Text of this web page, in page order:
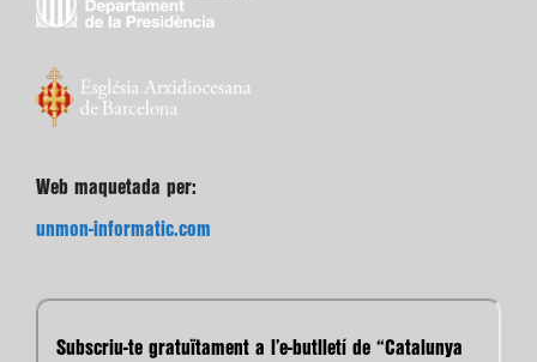
Web maquetada per:
unmon-informatic.com
Subscriu-te gratuïtament a l’e-butlletí de “Catalunya